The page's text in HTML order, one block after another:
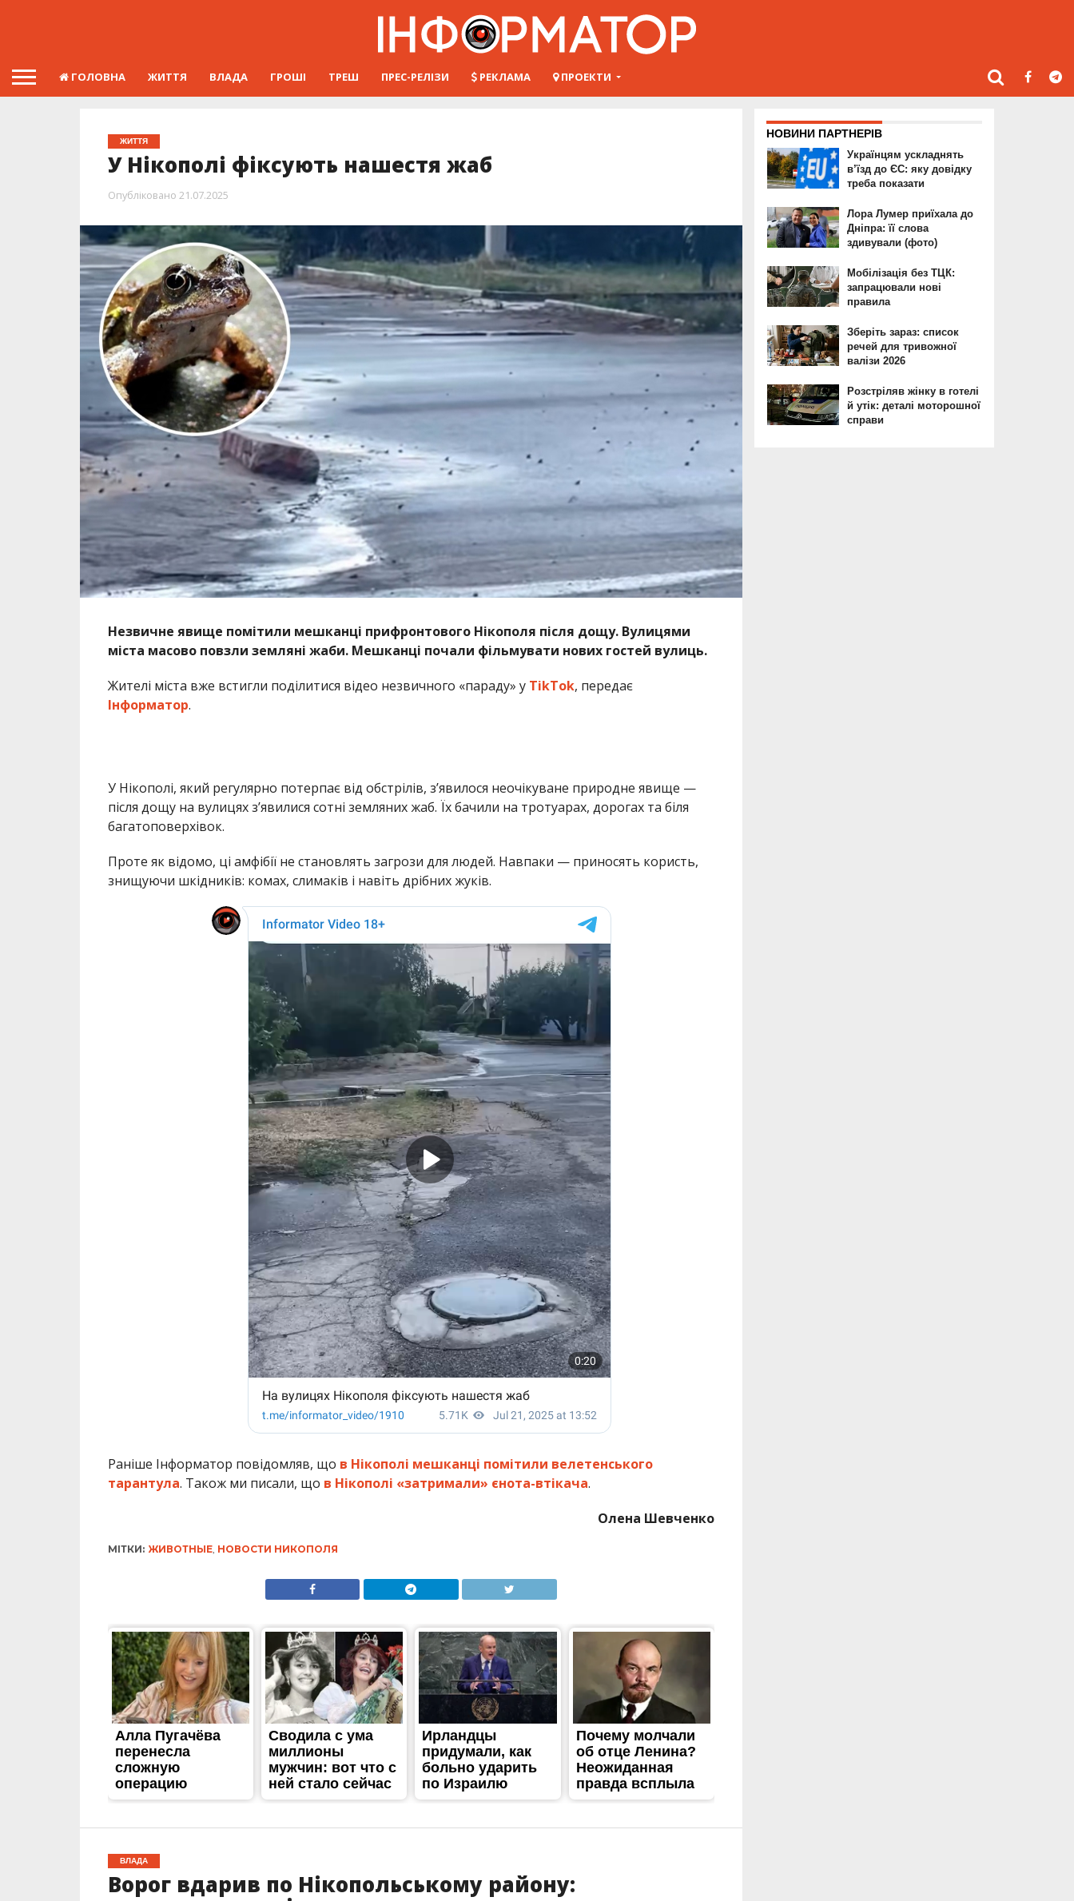
ГОЛОВНА ЖИТТЯ ВЛАДА ГРОШІ ТРЕШ ПРЕС-РЕЛІЗИ РЕКЛАМА ПРОЕКТИ
ЖИТТЯ
У Нікополі фіксують нашестя жаб
Опубліковано 21.07.2025
Незвичне явище помітили мешканці прифронтового Нікополя після дощу. Вулицями
міста масово повзли земляні жаби. Мешканці почали фільмувати нових гостей вулиць.
Жителі міста вже встигли поділитися відео незвичного «параду» у TikTok, передає
Інформатор.
У Нікополі, який регулярно потерпає від обстрілів, з’явилося неочікуване природне явище —
після дощу на вулицях з’явилися сотні земляних жаб. Їх бачили на тротуарах, дорогах та біля
багатоповерхівок.
Проте як відомо, ці амфібії не становлять загрози для людей. Навпаки — приносять користь,
знищуючи шкідників: комах, слимаків і навіть дрібних жуків.
Раніше Інформатор повідомляв, що в Нікополі мешканці помітили велетенського
тарантула. Також ми писали, що в Нікополі «затримали» єнота-втікача.
Олена Шевченко
МІТКИ: ЖИВОТНЫЕ, НОВОСТИ НИКОПОЛЯ
ВЛАДА
Ворог вдарив по Нікопольському району: